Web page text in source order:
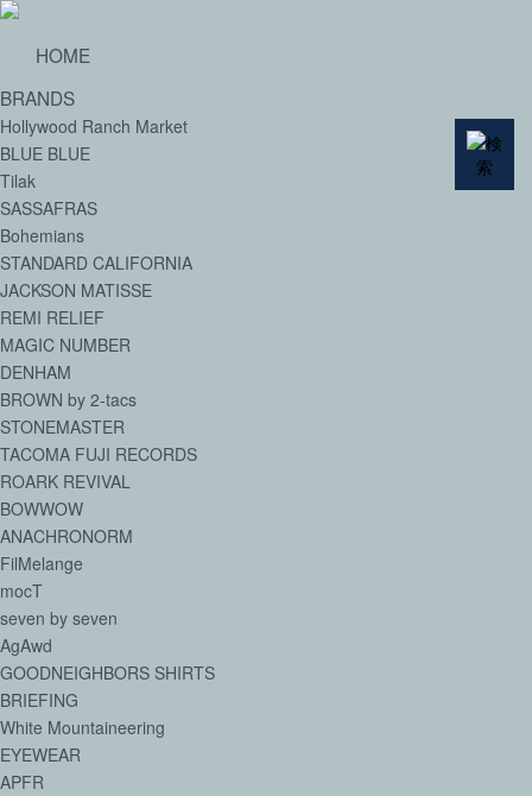
HOME
BRANDS
Hollywood Ranch Market
BLUE BLUE
Tilak
SASSAFRAS
Bohemians
STANDARD CALIFORNIA
JACKSON MATISSE
REMI RELIEF
MAGIC NUMBER
DENHAM
BROWN by 2-tacs
STONEMASTER
TACOMA FUJI RECORDS
ROARK REVIVAL
BOWWOW
ANACHRONORM
FilMelange
mocT
seven by seven
AgAwd
GOODNEIGHBORS SHIRTS
BRIEFING
White Mountaineering
EYEWEAR
APFR